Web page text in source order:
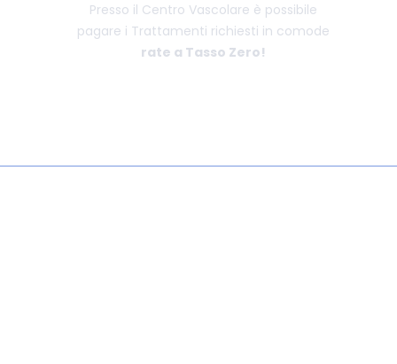
Presso il Centro Vascolare è possibile
pagare i Trattamenti richiesti in comode
rate a Tasso Zero!